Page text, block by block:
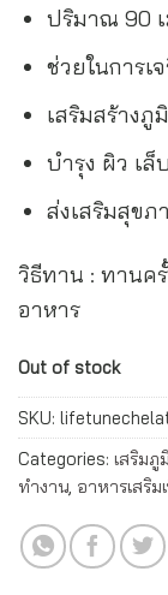
ปริมาณ 90
ช่วยในการเ
เสริมสร้างภู
บำรุง ผิว เล็
ส่งเสริมสุข
วิธีทาน : ทานค
อาหาร
Out of stock
SKU:
Categories: เสริม
ทำงาน อาหารเสริ